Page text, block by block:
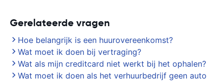
Gerelateerde vragen
Hoe belangrijk is een huurovereenkomst?
Wat moet ik doen bij vertraging?
Wat als mijn creditcard niet werkt bij het ophalen?
Wat moet ik doen als het verhuurbedrijf geen auto